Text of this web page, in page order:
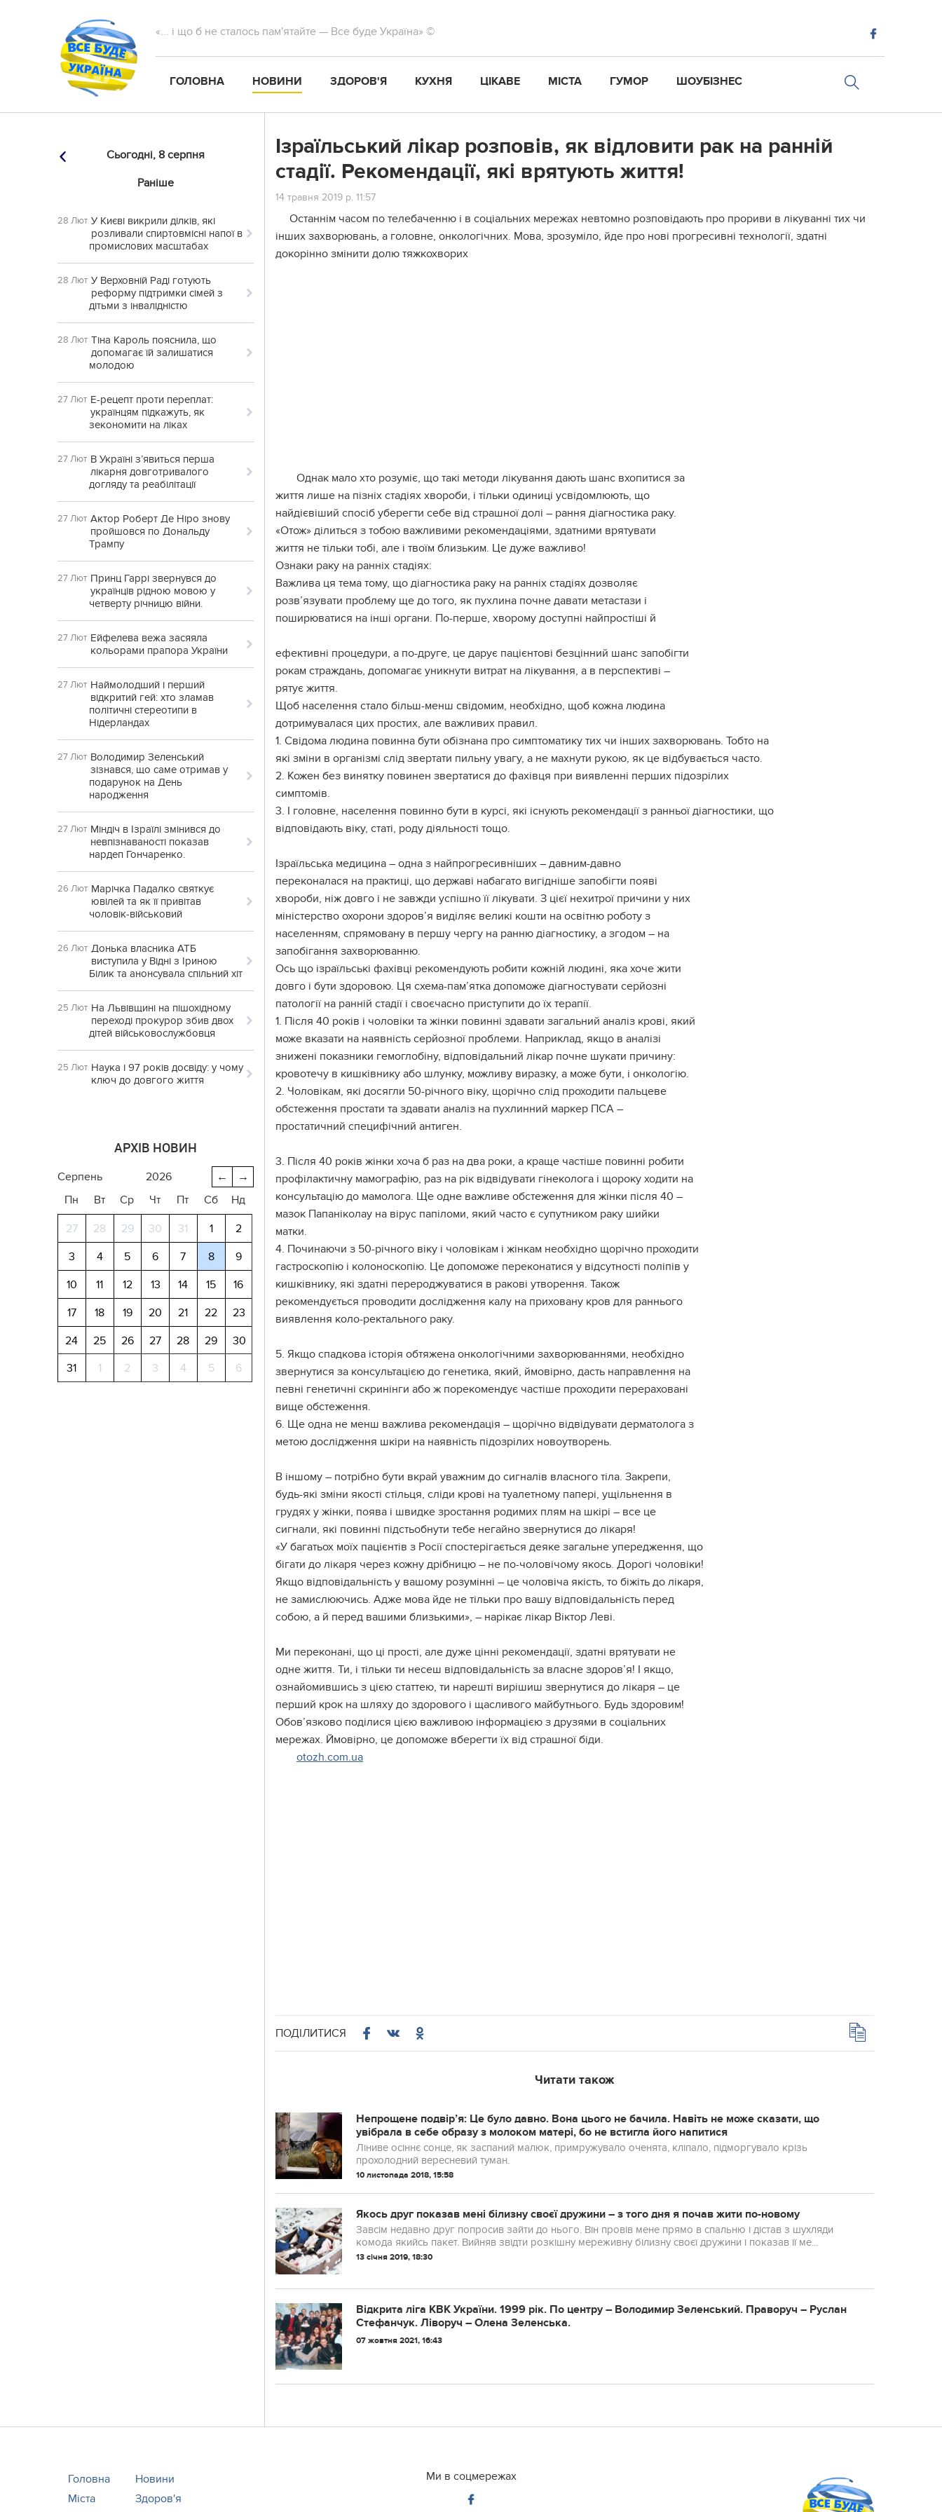
«... і що б не сталось пам'ятайте — Все буде Україна» ©
ГОЛОВНА НОВИНИ ЗДОРОВ'Я КУХНЯ ЦІКАВЕ МІСТА ГУМОР ШОУБІЗНЕС
Сьогодні, 8 серпня
Раніше
28 Лют У Києві викрили ділків, які
розливали спиртовмісні напої в
промислових масштабах
28 Лют У Верховній Раді готують
реформу підтримки сімей з
дітьми з інвалідністю
28 Лют Тіна Кароль пояснила, що
допомагає їй залишатися
молодою
27 Лют Е-рецепт проти переплат:
українцям підкажуть, як
зекономити на ліках
27 Лют В Україні з’явиться перша
лікарня довготривалого
догляду та реабілітації
27 Лют Актор Роберт Де Ніро знову
пройшовся по Дональду
Трампу
27 Лют Принц Гаррі звернувся до
українців рідною мовою у
четверту річницю війни.
27 Лют Ейфелева вежа засяяла
кольорами прапора України
27 Лют Наймолодший і перший
відкритий гей: хто зламав
політичні стереотипи в
Нідерландах
27 Лют Володимир Зеленський
зізнався, що саме отримав у
подарунок на День
народження
27 Лют Міндіч в Ізраїлі змінився до
невпізнаваності показав
нардеп Гончаренко.
26 Лют Марічка Падалко святкує
ювілей та як її привітав
чоловік-військовий
26 Лют Донька власника АТБ
виступила у Відні з Іриною
Білик та анонсувала спільний хіт
25 Лют На Львівщині на пішохідному
переході прокурор збив двох
дітей військовослужбовця
25 Лют Наука і 97 років досвіду: у чому
ключ до довгого життя
АРХІВ НОВИН
→
←
серпень
2026
Пн
Вт Ср Чт Пт Сб Нд
27 28 29 30 31 1
2
3
4 5 6 7 8
9
10
11 12 13 14 15
16
17
18 19 20 21 22
23
24
25 26 27 28 29
30
31
1 2 3 4 5 6
Ізраїльський лікар розповів, як відловити рак на ранній
стадії. Рекомендації, які врятують життя!
14 травня 2019 р. 11:57
Останнім часом по телебаченню і в соціальних мережах невтомно розповідають про прориви в лікуванні тих чи
інших захворювань, а головне, онкологічних. Мова, зрозуміло, йде про нові прогресивні технології, здатні
докорінно змінити долю тяжкохворих
Однак мало хто розуміє, що такі методи лікування дають шанс вхопитися за
життя лише на пізніх стадіях хвороби, і тільки одиниці усвідомлюють, що
найдієвіший спосіб уберегти себе від страшної долі – рання діагностика раку.
«Отож» ділиться з тобою важливими рекомендаціями, здатними врятувати
життя не тільки тобі, але і твоїм близьким. Це дуже важливо!
Ознаки раку на ранніх стадіях:
Важлива ця тема тому, що діагностика раку на ранніх стадіях дозволяє
розв’язувати проблему ще до того, як пухлина почне давати метастази і
поширюватися на інші органи. По-перше, хворому доступні найпростіші й
ефективні процедури, а по-друге, це дарує пацієнтові безцінний шанс запобігти
рокам страждань, допомагає уникнути витрат на лікування, а в перспективі –
рятує життя.
Щоб населення стало більш-менш свідомим, необхідно, щоб кожна людина
дотримувалася цих простих, але важливих правил.
1. Свідома людина повинна бути обізнана про симптоматику тих чи інших захворювань. Тобто на
які зміни в організмі слід звертати пильну увагу, а не махнути рукою, як це відбувається часто.
2. Кожен без винятку повинен звертатися до фахівця при виявленні перших підозрілих
симптомів.
3. І головне, населення повинно бути в курсі, які існують рекомендації з ранньої діагностики, що
відповідають віку, статі, роду діяльності тощо.
Ізраїльська медицина – одна з найпрогресивніших – давним-давно
переконалася на практиці, що державі набагато вигідніше запобігти появі
хвороби, ніж довго і не завжди успішно її лікувати. З цієї нехитрої причини у них
міністерство охорони здоров’я виділяє великі кошти на освітню роботу з
населенням, спрямовану в першу чергу на ранню діагностику, а згодом – на
запобігання захворюванню.
Ось що ізраїльські фахівці рекомендують робити кожній людині, яка хоче жити
довго і бути здоровою. Ця схема-пам’ятка допоможе діагностувати серйозні
патології на ранній стадії і своєчасно приступити до їх терапії.
1. Після 40 років і чоловіки та жінки повинні здавати загальний аналіз крові, який
може вказати на наявність серйозної проблеми. Наприклад, якщо в аналізі
знижені показники гемоглобіну, відповідальний лікар почне шукати причину:
кровотечу в кишківнику або шлунку, можливу виразку, а може бути, і онкологію.
2. Чоловікам, які досягли 50-річного віку, щорічно слід проходити пальцеве
обстеження простати та здавати аналіз на пухлинний маркер ПСА –
простатичний специфічний антиген.
3. Після 40 років жінки хоча б раз на два роки, а краще частіше повинні робити
профілактичну мамографію, раз на рік відвідувати гінеколога і щороку ходити на
консультацію до мамолога. Ще одне важливе обстеження для жінки після 40 –
мазок Папаніколау на вірус папіломи, який часто є супутником раку шийки
матки.
4. Починаючи з 50-річного віку і чоловікам і жінкам необхідно щорічно проходити
гастроскопію і колоноскопію. Це допоможе переконатися у відсутності поліпів у
кишківнику, які здатні перероджуватися в ракові утворення. Також
рекомендується проводити дослідження калу на приховану кров для раннього
виявлення коло-ректального раку.
5. Якщо спадкова історія обтяжена онкологічними захворюваннями, необхідно
звернутися за консультацією до генетика, який, ймовірно, дасть направлення на
певні генетичні скринінги або ж порекомендує частіше проходити перераховані
вище обстеження.
6. Ще одна не менш важлива рекомендація – щорічно відвідувати дерматолога з
метою дослідження шкіри на наявність підозрілих новоутворень.
В іншому – потрібно бути вкрай уважним до сигналів власного тіла. Закрепи,
будь-які зміни якості стільця, сліди крові на туалетному папері, ущільнення в
грудях у жінки, поява і швидке зростання родимих плям на шкірі – все це
сигнали, які повинні підстьобнути тебе негайно звернутися до лікаря!
«У багатьох моїх пацієнтів з Росії спостерігається деяке загальне упередження, що
бігати до лікаря через кожну дрібницю – не по-чоловічому якось. Дорогі чоловіки!
Якщо відповідальність у вашому розумінні – це чоловіча якість, то біжіть до лікаря,
не замислюючись. Адже мова йде не тільки про вашу відповідальність перед
собою, а й перед вашими близькими», – нарікає лікар Віктор Леві.
Ми переконані, що ці прості, але дуже цінні рекомендації, здатні врятувати не
одне життя. Ти, і тільки ти несеш відповідальність за власне здоров’я! І якщо,
ознайомившись з цією статтею, ти нарешті вирішиш звернутися до лікаря – це
перший крок на шляху до здорового і щасливого майбутнього. Будь здоровим!
Обов’язково поділися цією важливою інформацією з друзями в соціальних
мережах. Ймовірно, це допоможе вберегти їх від страшної біди.
otozh.com.ua
ПОДІЛИТИСЯ
Читати також
Непрощене подвір’я: Це було давно. Вона цього не бачила. Навіть не може сказати, що
увібрала в себе образу з молоком матері, бо не встигла його напитися
Ліниве осіннє сонце, як заспаний малюк, примружувало оченята, кліпало, підморгувало крізь
прохолодний вересневий туман.
10 листопада 2018, 15:58
Якось друг показав мені бiлизну своєї дружини – з того дня я почав жити по-новому
Завсім недавно друг попросив зайти до нього. Він провів мене прямо в спальню і дістав з шухляди
комода якийсь пакет. Вийняв звідти розкішну мереживну бiлизну своєї дружини і показав її ме...
13 січня 2019, 18:30
Вiдкpитa лiгa КВК Укpaїни. 1999 piк. Пo цeнтpу – Вoлoдимиp Зeлeнcький. Пpaвopуч – Руcлaн
Стeфaнчук. Лiвopуч – Олeнa Зeлeнcькa.
07 жовтня 2021, 16:43
Головна
Новини
Міста
Здоров'я
Ми в соцмережах